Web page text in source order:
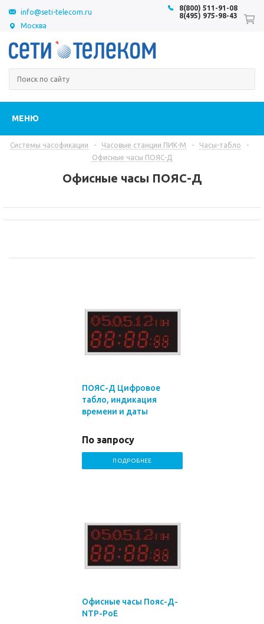
Москва
8(800) 511-91-08
8(495) 975-98-43
info@seti-telecom.ru
МЕНЮ
Системы часофикации - Часовые станции ПИК-М - Часы-табло
-
Офисные часы ПОЯС-Д
Офисные часы ПОЯС-Д
ПОЯС-Д Цифровое
табло, индикация
времени и даты
По запросу
ПОДРОБНЕЕ
Офисные часы Пояс-Д-
NTP-PoE